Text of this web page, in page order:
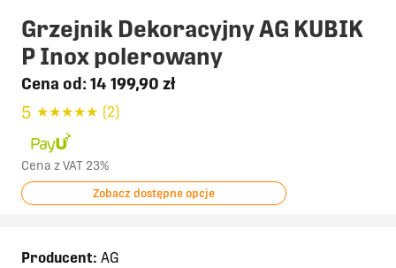
Grzejnik Dekoracyjny AG KUBIK
P Inox polerowany
Cena od: 14 199,90 zł
5 ★★★★★ (2)
Cena z VAT 23%
Zobacz dostępne opcje
Producent: AG